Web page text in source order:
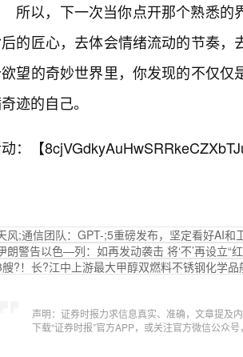
所以，下一次当你点开那个熟悉
的匠心，去体会情绪流动的节奏
望的奇妙世界里，你发现的不仅
迹的自己。
：【
风;通信团队：GPT-;5重磅发布，坚定看好AI和
朗警告以色—列：如再发动袭击 将‘不’再设立“
?！长?江中上游最大甲醇双燃料不锈钢化学品
声明：证券时报力求信息真实、准确，文章提及
下载“证券时报”官方APP，或关注官方微信公众